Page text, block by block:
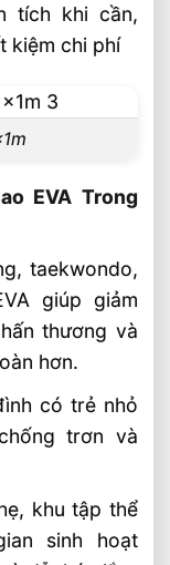
tích khi cần,
kiệm chi phí
EVA Trong
taekwondo,
giúp giảm
thương và
hơn.
có trẻ nhỏ
trơn và
khu tập thể
sinh hoạt